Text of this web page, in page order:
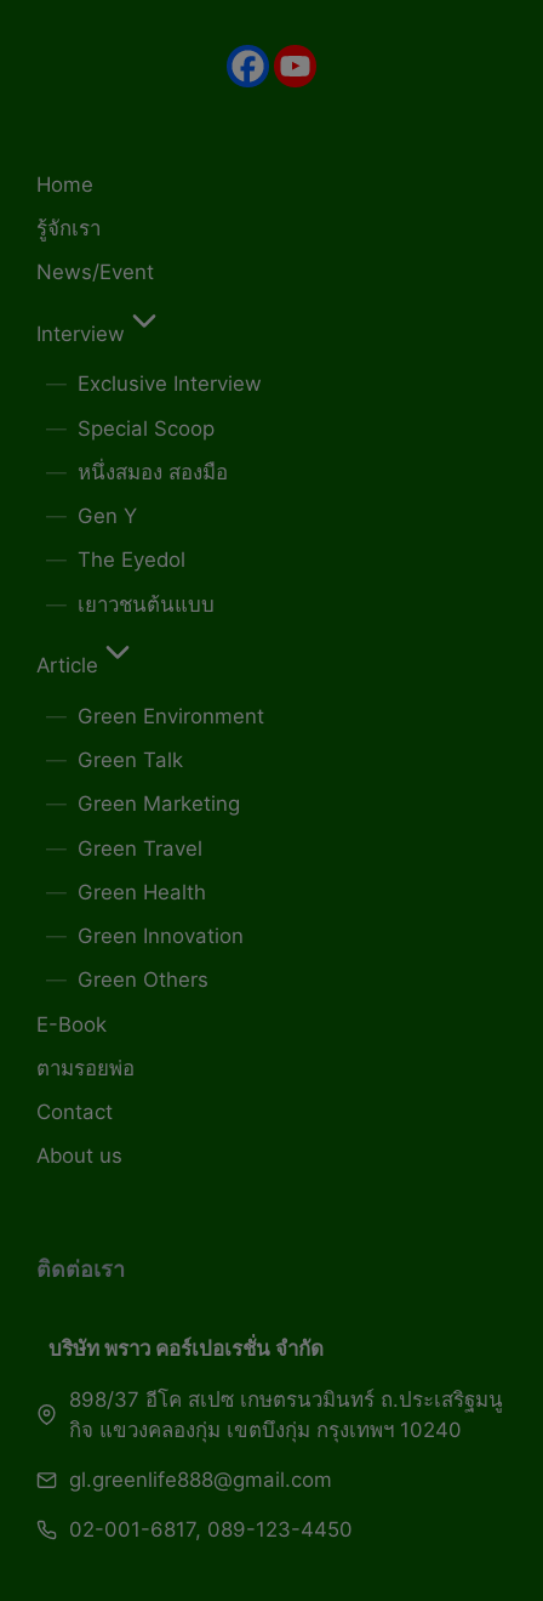
Home
รู้จักเรา
News/Event
Interview
Exclusive Interview
Special Scoop
หนึ่งสมอง สองมือ
Gen Y
The Eyedol
เยาวชนต้นแบบ
Article
Green Environment
Green Talk
Green Marketing
Green Travel
Green Health
Green Innovation
Green Others
E-Book
ตามรอยพ่อ
Contact
About us
ติดต่อเรา
บริษัท พราว คอร์เปอเรชั่น จำกัด
898/37 อีโค สเปซ เกษตรนวมินทร์ ถ.ประเสริฐมนู
กิจ แขวงคลองกุ่ม เขตบึงกุ่ม กรุงเทพฯ 10240
gl.greenlife888@gmail.com
02-001-6817, 089-123-4450